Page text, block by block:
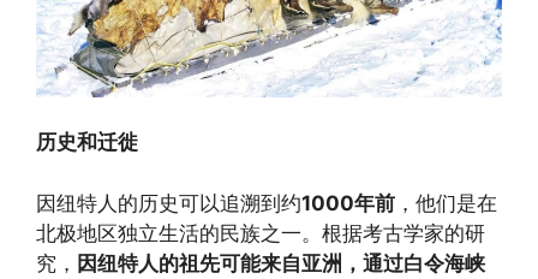
历史和迁徙
因纽特人的历史可以追溯到约1000年前 ，他们是在
北极地区独立生活的民族之一。根据考古学家的研
究， 因纽特人的祖先可能来自亚洲，通过白令海峡